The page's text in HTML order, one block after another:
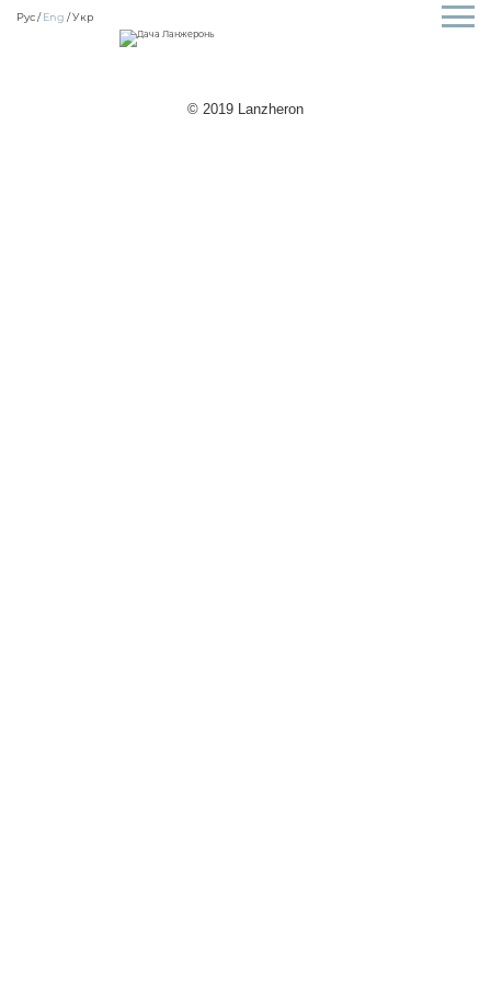
Рус Eng Укр
© 2019 Lanzheron